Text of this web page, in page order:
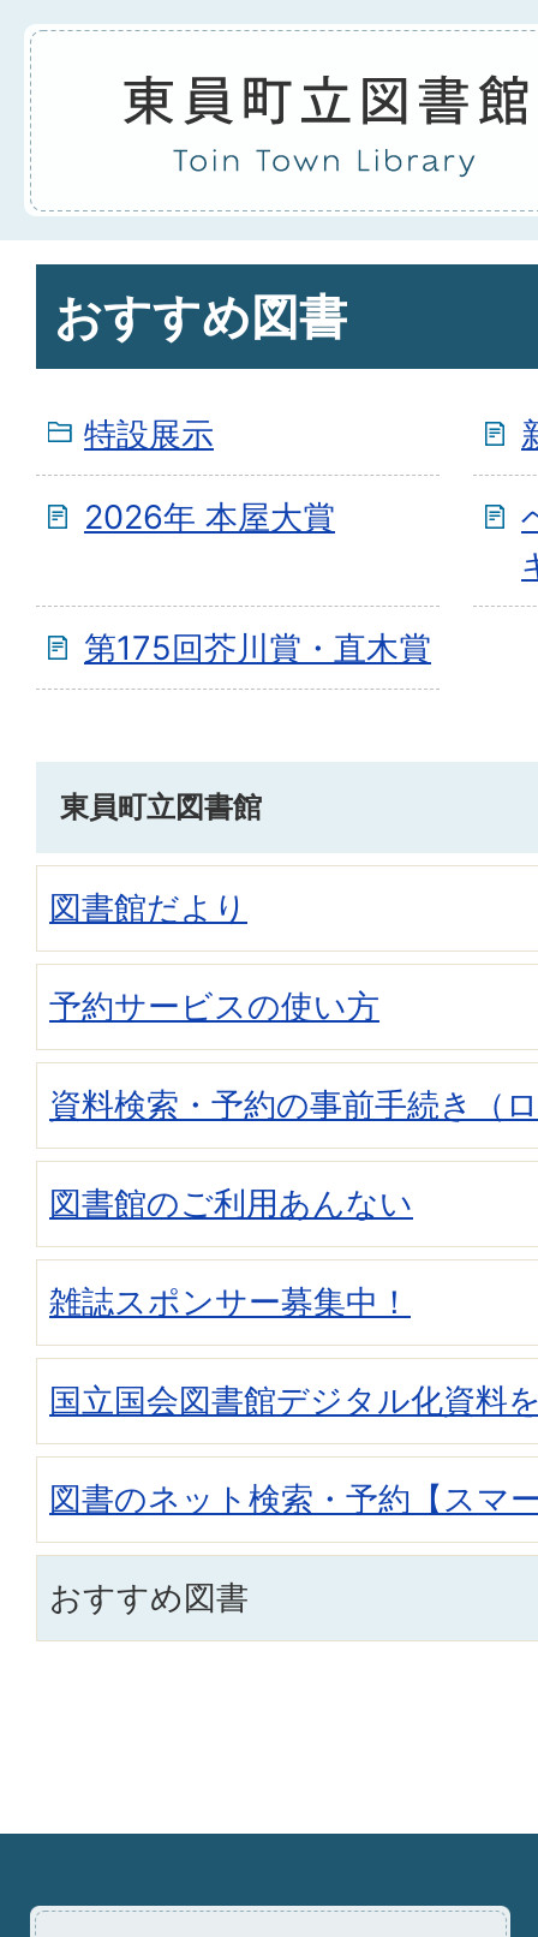
おすすめ図書
特設展示
2026年 本屋大賞
第175回芥川賞・直木賞
東員町立図書館
図書館だより
予約サービスの使い方
資料検索・予約の事前手続き（
図書館のご利用あんない
雑誌スポンサー募集中！
国立国会図書館デジタル化資料
図書のネット検索・予約【スマ
おすすめ図書